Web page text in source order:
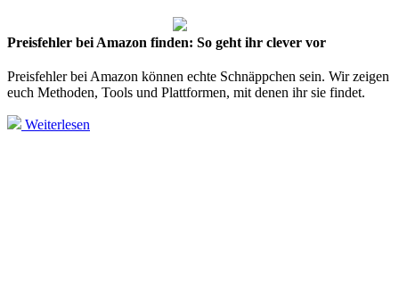
Preisfehler bei Amazon finden: So geht ihr clever vor
Preisfehler bei Amazon können echte Schnäppchen sein. Wir zeigen
euch Methoden, Tools und Plattformen, mit denen ihr sie findet.
Weiterlesen